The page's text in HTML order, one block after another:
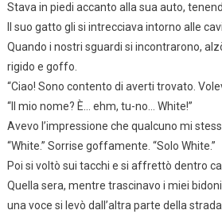
Stava in piedi accanto alla sua auto,
Il suo gatto gli si intrecciava intorno alle
Quando i nostri sguardi si incontrarono,
rigido e goffo.
“Ciao! Sono contento di averti trovato.
“Il mio nome? È… ehm, tu-no… White!”
Avevo l’impressione che qualcuno mi
“White.” Sorrise goffamente. “Solo White.”
Poi si voltò sui tacchi e si affrettò dentro
Quella sera, mentre trascinavo i miei
una voce si levò dall’altra parte della